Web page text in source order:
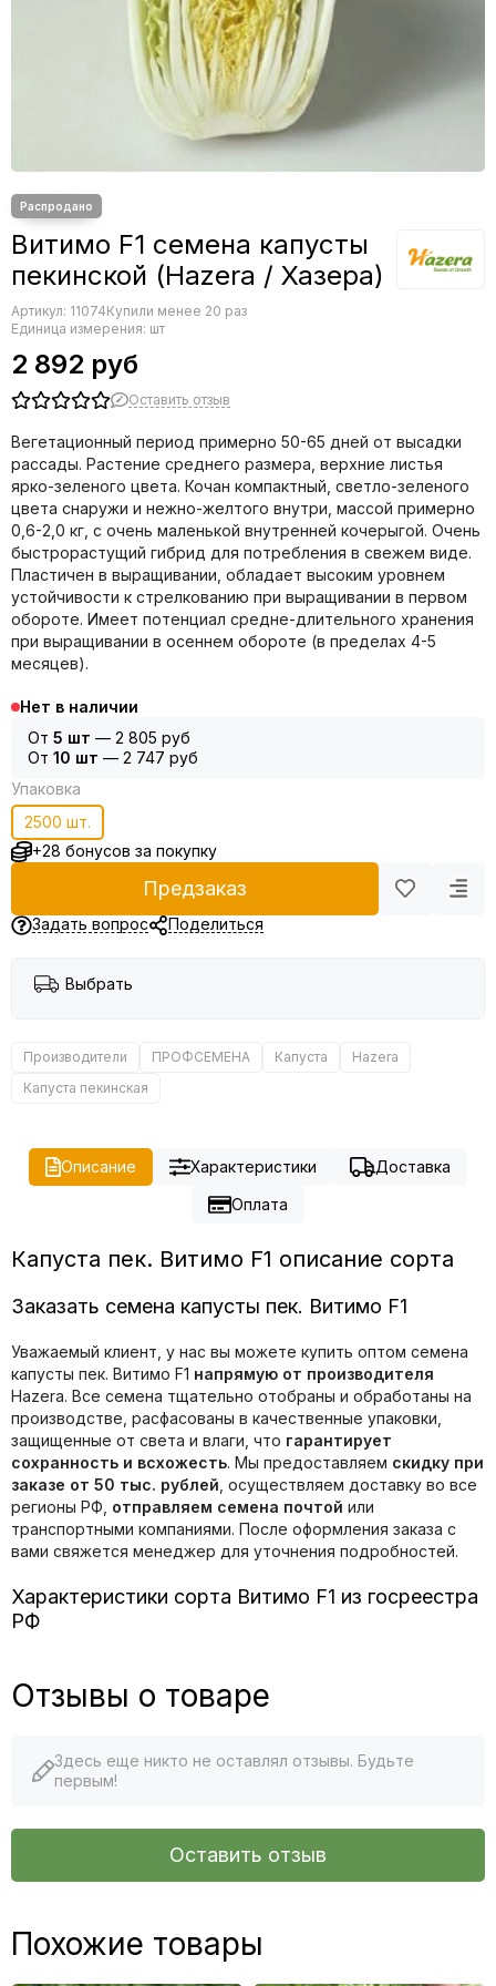
Тыква
Земляника
Микрозелень - семена для проращивания
Фасоль
Фенхель
Витимо F1 семена капусты
пекинской (Hazera / Хазера)
Артикул: 11074Купили менее 20 раз
Единица измерения: шт
2 892 руб
Оставить отзыв
Вегетационный период примерно 50-65 дней от высадки
рассады. Растение среднего размера, верхние листья
ярко-зеленого цвета. Кочан компактный, светло-зеленого
цвета снаружи и нежно-желтого внутри, массой примерно
0,6-2,0 кг, с очень маленькой внутренней кочерыгой. Очень
быстрорастущий гибрид для потребления в свежем виде.
Пластичен в выращивании, обладает высоким уровнем
устойчивости к стрелкованию при выращивании в первом
обороте. Имеет потенциал средне-длительного хранения
при выращивании в осеннем обороте (в пределах 4-5
месяцев).
Нет в наличии
От 5 шт — 2 805 руб
От 10 шт — 2 747 руб
Упаковка
2500 шт.
+28 бонусов за покупку
Предзаказ
Задать вопрос Поделиться
Выбрать
Производители ПРОФСЕМЕНА Капуста
Hazera
Капуста пекинская
Описание Характеристики
Доставка
Оплата
Капуста пек. Витимо F1 описание сорта
Заказать семена капусты пек. Витимо F1
Уважаемый клиент, у нас вы можете купить оптом семена
капусты пек. Витимо F1 напрямую от производителя
Hazera. Все семена тщательно отобраны и обработаны на
производстве, расфасованы в качественные упаковки,
защищенные от света и влаги, что гарантирует
сохранность и всхожесть. Мы предоставляем скидку при
заказе от 50 тыс. рублей , осуществляем доставку во все
регионы РФ, отправляем семена почтой или
транспортными компаниями. После оформления заказа с
вами свяжется менеджер для уточнения подробностей.
Характеристики сорта Витимо F1 из госреестра
РФ
Отзывы о товаре
Здесь еще никто не оставлял отзывы. Будьте
первым!
Оставить отзыв
Похожие товары